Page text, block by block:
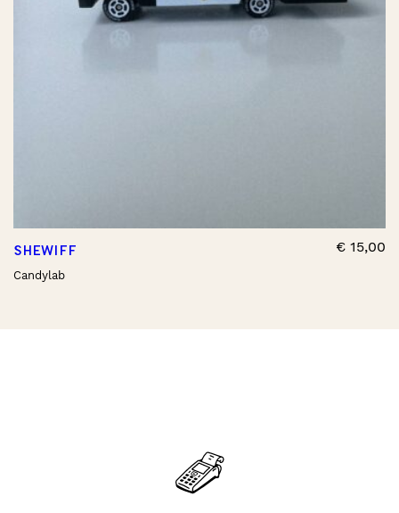
SHEWIFF
Candylab
€ 15,00